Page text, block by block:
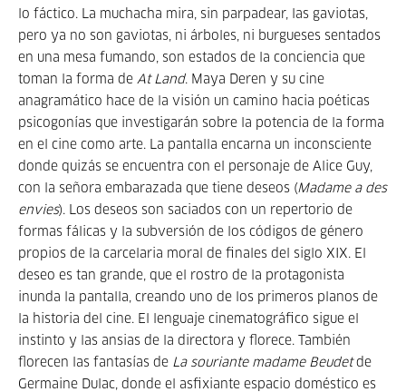
lo fáctico. La muchacha mira, sin parpadear, las gaviotas,
pero ya no son gaviotas, ni árboles, ni burgueses sentados
en una mesa fumando, son estados de la conciencia que
toman la forma de At Land. Maya Deren y su cine
anagramático hace de la visión un camino hacia poéticas
psicogonías que investigarán sobre la potencia de la forma
en el cine como arte. La pantalla encarna un inconsciente
donde quizás se encuentra con el personaje de Alice Guy,
con la señora embarazada que tiene deseos (Madame a des
envies). Los deseos son saciados con un repertorio de
formas fálicas y la subversión de los códigos de género
propios de la carcelaria moral de finales del siglo XIX. El
deseo es tan grande, que el rostro de la protagonista
inunda la pantalla, creando uno de los primeros planos de
la historia del cine. El lenguaje cinematográfico sigue el
instinto y las ansias de la directora y florece. También
florecen las fantasías de La souriante madame Beudetde
Germaine Dulac, donde el asfixiante espacio doméstico es